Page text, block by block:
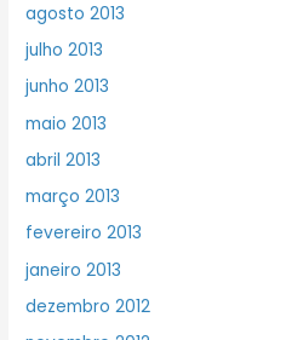
agosto 2013
julho 2013
junho 2013
maio 2013
abril 2013
março 2013
fevereiro 2013
janeiro 2013
dezembro 2012